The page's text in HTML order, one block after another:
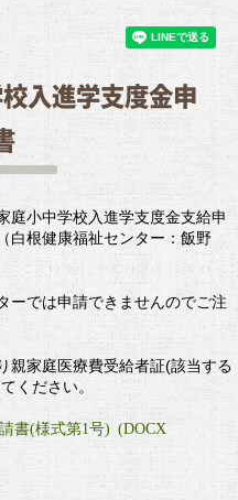
入進学支度金申
庭小中学校入進学支度金支給申
白根健康福祉センター：飯野
ーでは申請できませんのでご注
親家庭医療費受給者証(該当する
ください。
書(様式第1号) (DOCX